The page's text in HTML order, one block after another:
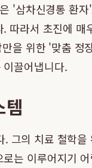
'삼차신경통 환
라서 초진에
을 위한 '맞춤
끌어냅니다.
그의 치료 철학
는 이루어지기